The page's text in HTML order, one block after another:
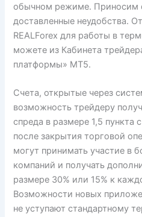
обычном режиме. Приносим
доставленные неудобства.
REALForex для работы в
можете из Кабинета
платформы» МТ5.
Счета, открытые через
возможность трейдеру
спреда в размере 1,5 пункта
после закрытия торговой
могут принимать участие в
компаний и получать
размере 30% или 15% к
Возможности новых
не уступают стандартному